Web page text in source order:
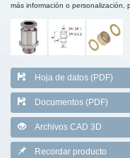
más información o personalización,
Hoja de datos (PDF)
Documentos (PDF)
Archivos CAD 3D
Recordar producto